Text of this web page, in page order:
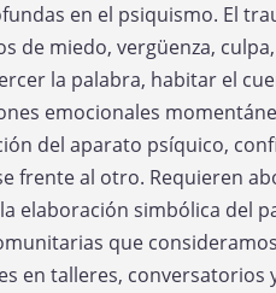
en el psiquismo. El
de miedo, vergüenza,
la palabra, habitar el
emocionales
del aparato psíquico,
frente al otro. Requieren
elaboración simbólica del
que
en talleres,